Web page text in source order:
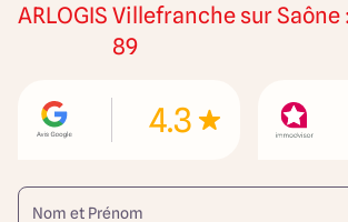
ARLOGIS Villefranche sur Saône
89
4.3